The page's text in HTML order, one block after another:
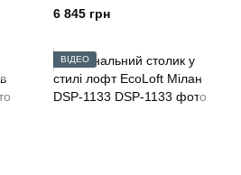
6 845 грн
ВІДЕО